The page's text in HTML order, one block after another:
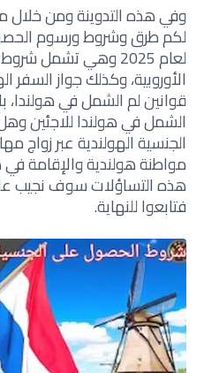
وفي هذه التدوينة ومن خلال
لكم طرق وشروط ورسوم
لعام 2025 وهي
الأوروبية، وكذلك جواز
قوانين لم الشمل في
الشمل في هولندا للاجئين
الجنسية الهولندية عبر
مواطنة هولندية والإقامة
هذه التساؤلات سوف نجيب
فتابعوا للنهاية.